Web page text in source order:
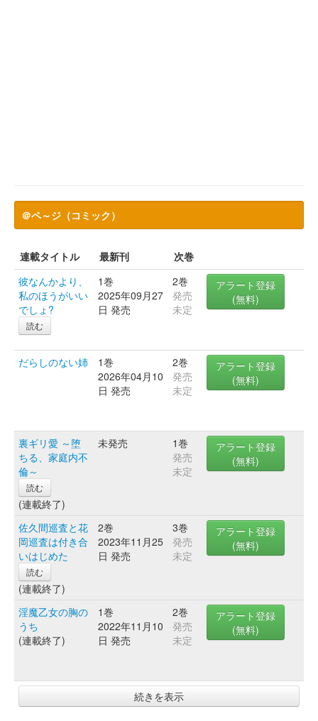
＠ペ～ジ（コミック）
連載タイトル 最新刊
次巻
彼なんかより、
私のほうがいい
でしょ?
読む
1巻
2025年09月27
日 発売
2巻
発売
未定
アラート登録
(無料)
だらしのない姉
1巻
2026年04月10
日 発売
2巻
発売
未定
アラート登録
(無料)
裏ギリ愛 ～堕
ちる、家庭内不
倫～
読む
(連載終了)
未発売
1巻
発売
未定
アラート登録
(無料)
佐久間巡査と花
岡巡査は付き合
いはじめた
読む
(連載終了)
2巻
2023年11月25
日 発売
3巻
発売
未定
アラート登録
(無料)
淫魔乙女の胸の
うち
(連載終了)
1巻
2022年11月10
日 発売
2巻
発売
未定
アラート登録
(無料)
続きを表示